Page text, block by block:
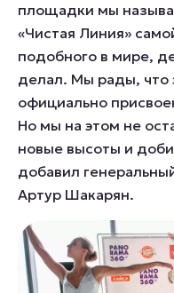
площадки мы
«Чистая Линия»
подобного в мире,
делал. Мы рады, что
официально
Но мы на этом не
новые высоты и
добавил
Артур Шакарян.